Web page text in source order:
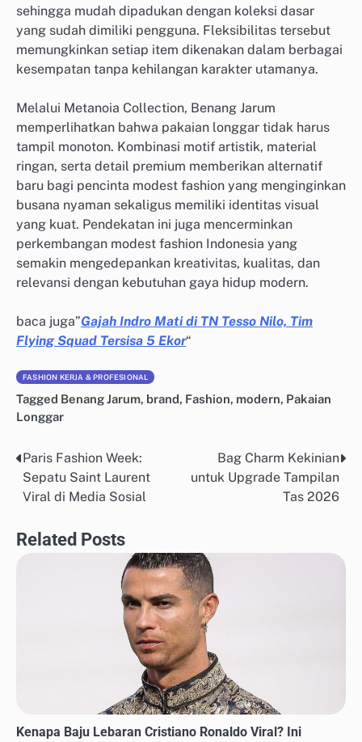
sehingga mudah dipadukan dengan koleksi dasar
yang sudah dimiliki pengguna. Fleksibilitas tersebut
memungkinkan setiap item dikenakan dalam berbagai
kesempatan tanpa kehilangan karakter utamanya.
Melalui Metanoia Collection, Benang Jarum
memperlihatkan bahwa pakaian longgar tidak harus
tampil monoton. Kombinasi motif artistik, material
ringan, serta detail premium memberikan alternatif
baru bagi pencinta modest fashion yang menginginkan
busana nyaman sekaligus memiliki identitas visual
yang kuat. Pendekatan ini juga mencerminkan
perkembangan modest fashion Indonesia yang
semakin mengedepankan kreativitas, kualitas, dan
relevansi dengan kebutuhan gaya hidup modern.
baca juga”Gajah Indro Mati di TN Tesso Nilo, Tim
Flying Squad Tersisa 5 Ekor“
FASHION KERJA & PROFESIONAL
Tagged Benang Jarum, brand, Fashion, modern, Pakaian
Longgar
Post
navigation
Paris Fashion Week:
Sepatu Saint Laurent
Viral di Media Sosial
Bag Charm Kekinian
untuk Upgrade Tampilan
Tas 2026
Related Posts
Kenapa Baju Lebaran Cristiano Ronaldo Viral? Ini